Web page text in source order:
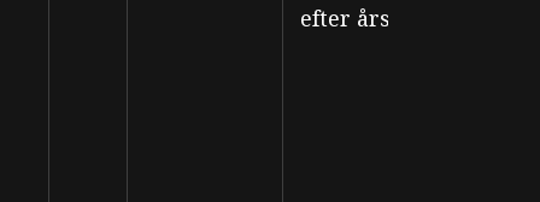
efter årsmöte